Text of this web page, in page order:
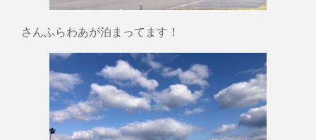
さんふらわあが泊まってます！